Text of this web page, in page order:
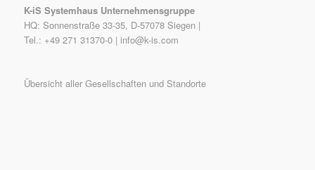
K-iS Systemhaus Unternehmensgruppe
HQ: Sonnenstraße 33-35, D-57078 Siegen |
Tel.: +49 271 31370-0 | info@k-is.com
Übersicht aller Gesellschaften und Standorte